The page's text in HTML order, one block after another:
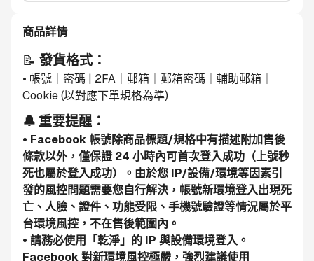
商品詳情
📝 發貨格式：
• 帳號｜密碼 | 2FA｜郵箱｜郵箱密碼｜輔助郵箱｜
Cookie (以對應下單規格為準)
🔔 重要提醒：
• Facebook 帳號除商品標題/規格中有描述附加售後
條款以外，僅保證 24 小時內可首次登入成功（上號秒
死也屬於登入成功）。由於您 IP/設備/環境等因素引
發的風控問題需要您自行解決，帳號新環境登入出現死
亡、人臉、證件、功能受限、手機號驗證等情況屬於平
台環境風控，不在售後範圍內。
• 請務必使用「乾淨」的 IP 與設備環境登入。
Facebook 對新環境風控極嚴，強烈建議使用